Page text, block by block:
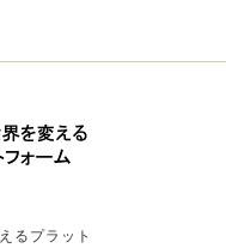
るプラット